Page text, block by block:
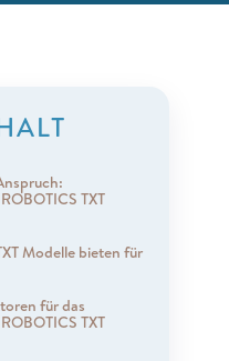
TXT
Modelle bieten für
für das
TXT